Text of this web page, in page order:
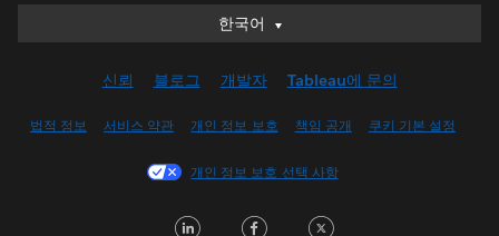
한국어
한국어
English (UK)
Français (Canada)
신뢰 블로그 개발자 Tableau에 문의
법적 정보 서비스 약관 개인 정보 보호 책임 공개 쿠키 기본 설정
개인 정보 보호 선택 사항
LinkedInFacebook